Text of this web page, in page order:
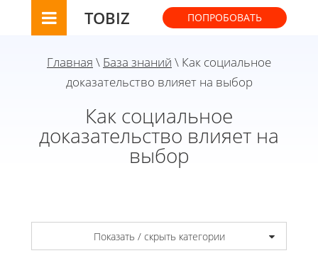
TOBIZ ПОПРОБОВАТЬ
Главная \ База знаний \ Как социальное
доказательство влияет на выбор
Как социальное
доказательство влияет на
выбор
Показать / скрыть категории